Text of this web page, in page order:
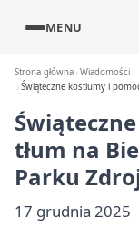
MENU
Strona główna Wiadomości
Świąteczne kostiumy i
tłum na
Parku
17 grudnia 2025